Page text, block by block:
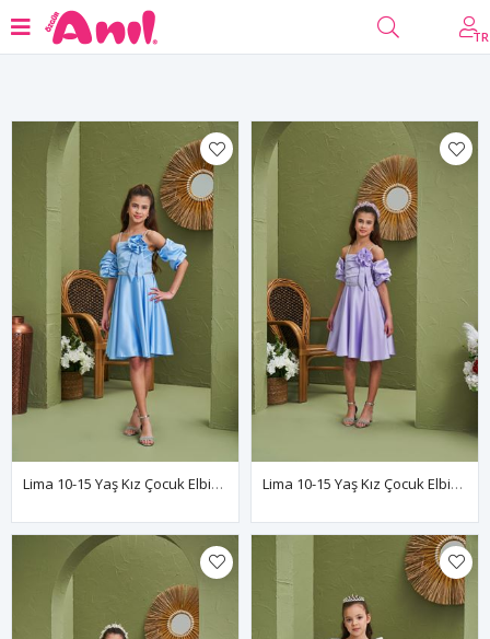
TR
Filtrele
Lima 10-15 Yaş Kız Çocuk Elbise 50013 Bebe Mavi Lima 10-15 Yaş Kız Çocuk Elbise 50013 Lila